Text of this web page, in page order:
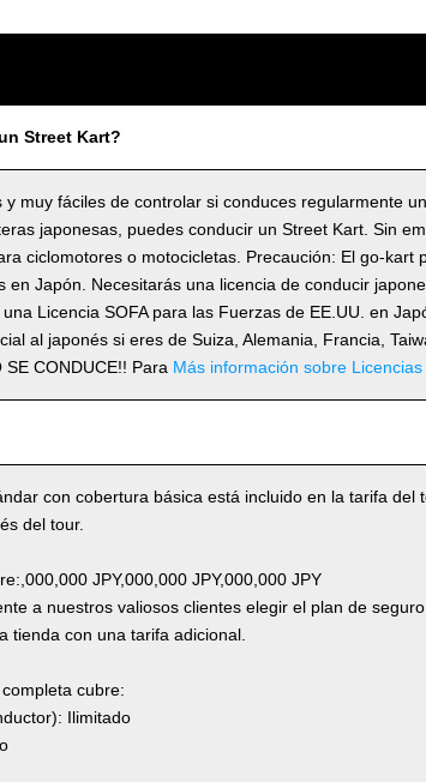
Street Kart?
muy fáciles de controlar si conduces regularmente
japonesas, puedes conducir un Street Kart. Sin
ciclomotores o motocicletas. Precaución: El go-kart
en Japón. Necesitarás una licencia de conducir
Licencia SOFA para las Fuerzas de EE.UU. en
al japonés si eres de Suiza, Alemania, Francia,
SE CONDUCE!! Para Más información sobre Licencias
con cobertura básica está incluido en la tarifa del
del tour.
JPY,000,000 JPY,000,000 JPY
a nuestros valiosos clientes elegir el plan de
tienda con una tarifa adicional.
cubre:
Ilimitado